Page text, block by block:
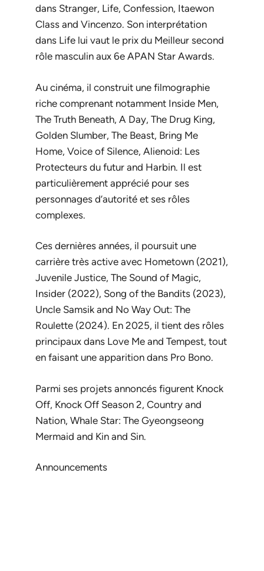
dans Stranger, Life, Confession, Itaewon
Class and Vincenzo. Son interprétation
dans Life lui vaut le prix du Meilleur second
rôle masculin aux 6e APAN Star Awards.
Au cinéma, il construit une filmographie
riche comprenant notamment Inside Men,
The Truth Beneath, A Day, The Drug King,
Golden Slumber, The Beast, Bring Me
Home, Voice of Silence, Alienoid: Les
Protecteurs du futur and Harbin. Il est
particulièrement apprécié pour ses
personnages d’autorité et ses rôles
complexes.
Ces dernières années, il poursuit une
carrière très active avec Hometown (2021),
Juvenile Justice, The Sound of Magic,
Insider (2022), Song of the Bandits (2023),
Uncle Samsik and No Way Out: The
Roulette (2024). En 2025, il tient des rôles
principaux dans Love Me and Tempest, tout
en faisant une apparition dans Pro Bono.
Parmi ses projets annoncés figurent Knock
Off, Knock Off Season 2, Country and
Nation, Whale Star: The Gyeongseong
Mermaid and Kin and Sin.
Announcements